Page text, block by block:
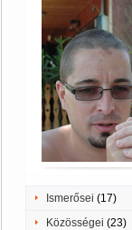
Ismerősei (17)
Közösségei (23)